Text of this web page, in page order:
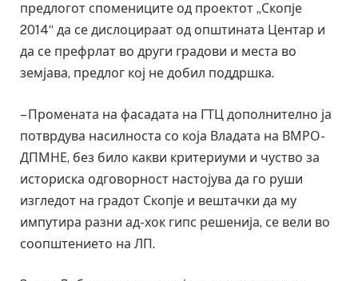
предлогот спомениците од проектот „Скопје
2014“ да се дислоцираат од општината Центар и
да се префрлат во други градови и места во
земјава, предлог кој не добил поддршка.
– Промената на фасадата на ГТЦ дополнително ја
потврдува насилноста со која Владата на ВМРО-
ДПМНЕ, без било какви критериуми и чуство за
историска одговорност настојува да го руши
изгледот на градот Скопје и вештачки да му
импутира разни ад-хок гипс решенија, се вели во
соопштението на ЛП.